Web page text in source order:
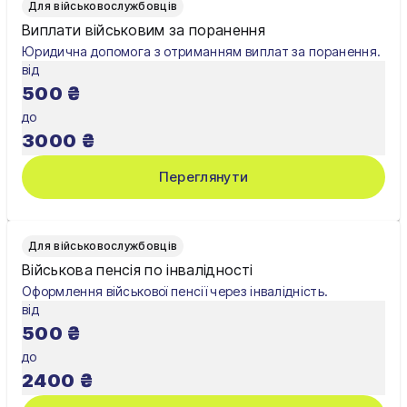
Житомир
Київ
Для військовослужбовців
Виплати військовим за поранення
Юридична допомога з отриманням виплат за поранення.
від
500 ₴
до
3000 ₴
Переглянути
Для військовослужбовців
Військова пенсія по інвалідності
Оформлення військової пенсії через інвалідність.
від
500 ₴
до
2400 ₴